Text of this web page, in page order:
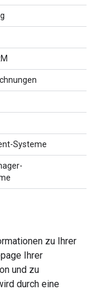
Systeme
zu Ihrer
Ihrer
und zu
durch eine